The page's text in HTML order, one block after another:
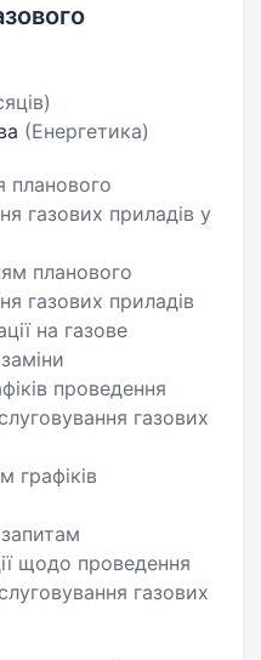
(Енергетика)
планового
газових приладів у
планового
газових приладів
на газове
проведення
газових
графіків
щодо проведення
газових